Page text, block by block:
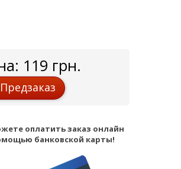
119 грн.
Предзаказ
оплатить заказ онлайн
банковской карты!